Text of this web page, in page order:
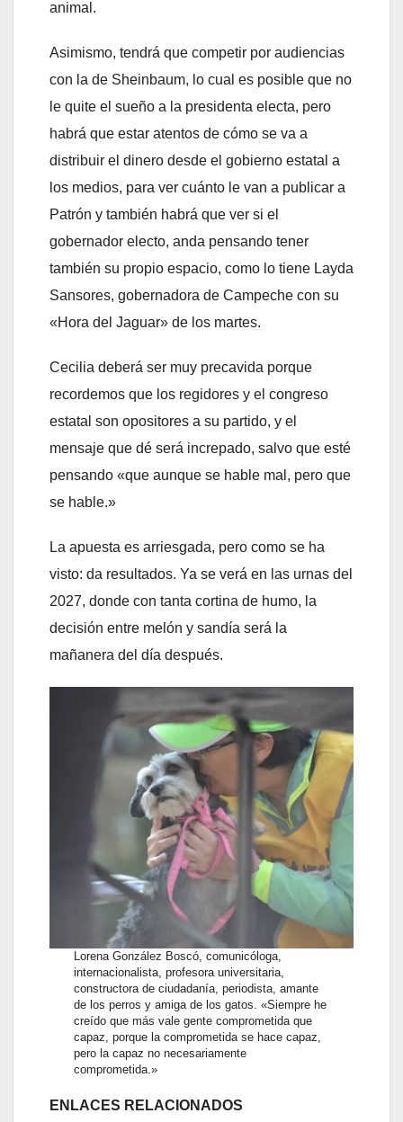
animal.
Asimismo, tendrá que competir por audiencias
con la de Sheinbaum, lo cual es posible que no
le quite el sueño a la presidenta electa, pero
habrá que estar atentos de cómo se va a
distribuir el dinero desde el gobierno estatal a
los medios, para ver cuánto le van a publicar a
Patrón y también habrá que ver si el
gobernador electo, anda pensando tener
también su propio espacio, como lo tiene Layda
Sansores, gobernadora de Campeche con su
«Hora del Jaguar» de los martes.
Cecilia deberá ser muy precavida porque
recordemos que los regidores y el congreso
estatal son opositores a su partido, y el
mensaje que dé será increpado, salvo que esté
pensando «que aunque se hable mal, pero que
se hable.»
La apuesta es arriesgada, pero como se ha
visto: da resultados. Ya se verá en las urnas del
2027, donde con tanta cortina de humo, la
decisión entre melón y sandía será la
mañanera del día después.
Lorena González Boscó, comunicóloga,
internacionalista, profesora universitaria,
constructora de ciudadanía, periodista, amante
de los perros y amiga de los gatos. «Siempre he
creído que más vale gente comprometida que
capaz, porque la comprometida se hace capaz,
pero la capaz no necesariamente
comprometida.»
ENLACES RELACIONADOS